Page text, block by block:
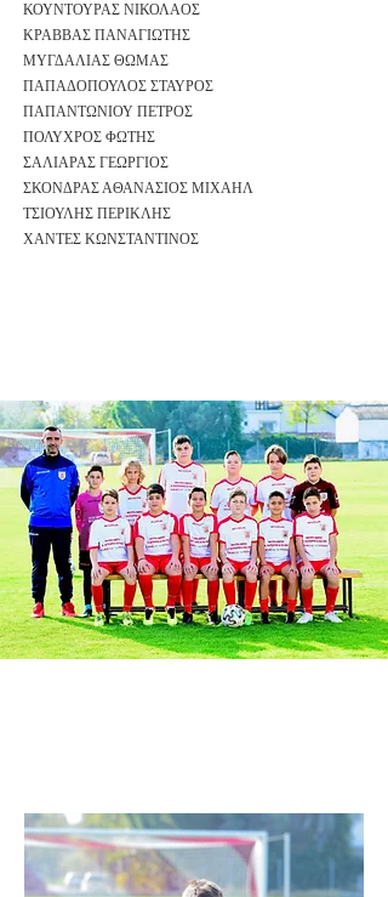
ΚΟΥΝΤΟΥΡΑΣ ΝΙΚΟΛΑΟΣ
ΚΡΑΒΒΑΣ ΠΑΝΑΓΙΩΤΗΣ
ΜΥΓΔΑΛΙΑΣ ΘΩΜΑΣ
ΠΑΠΑΔΟΠΟΥΛΟΣ ΣΤΑΥΡΟΣ
ΠΑΠΑΝΤΩΝΙΟΥ ΠΕΤΡΟΣ
ΠΟΛΥΧΡΟΣ ΦΩΤΗΣ
ΣΑΛΙΑΡΑΣ ΓΕΩΡΓΙΟΣ
ΣΚΟΝΔΡΑΣ ΑΘΑΝΑΣΙΟΣ ΜΙΧΑΗΛ
ΤΣΙΟΥΛΗΣ ΠΕΡΙΚΛΗΣ
ΧΑΝΤΕΣ ΚΩΝΣΤΑΝΤΙΝΟΣ